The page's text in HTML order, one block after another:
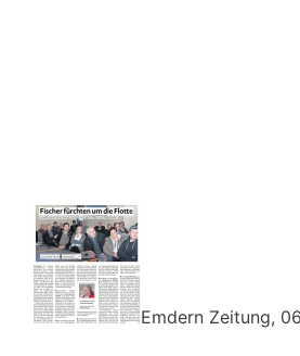
Emdern Zeitung,